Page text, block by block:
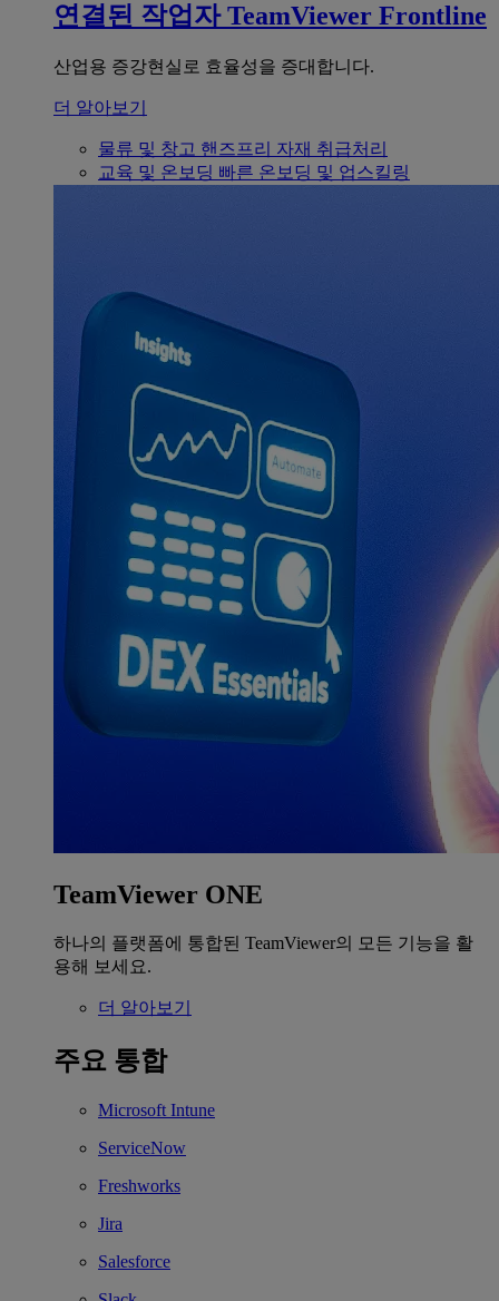
연결된 작업자 TeamViewer Frontline
산업용 증강현실로 효율성을 증대합니다.
더 알아보기
물류 및 창고 핸즈프리 자재 취급처리
교육 및 온보딩 빠른 온보딩 및 업스킬링
TeamViewer ONE
하나의 플랫폼에 통합된 TeamViewer의 모든 기능을 활
용해 보세요.
더 알아보기
주요 통합
Microsoft Intune
ServiceNow
Freshworks
Jira
Salesforce